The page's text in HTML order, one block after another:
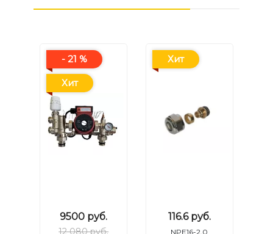
- 21 %
Хит
9500 руб.
12 080 руб.
Хит
116.6 руб.
NPE16-2.0